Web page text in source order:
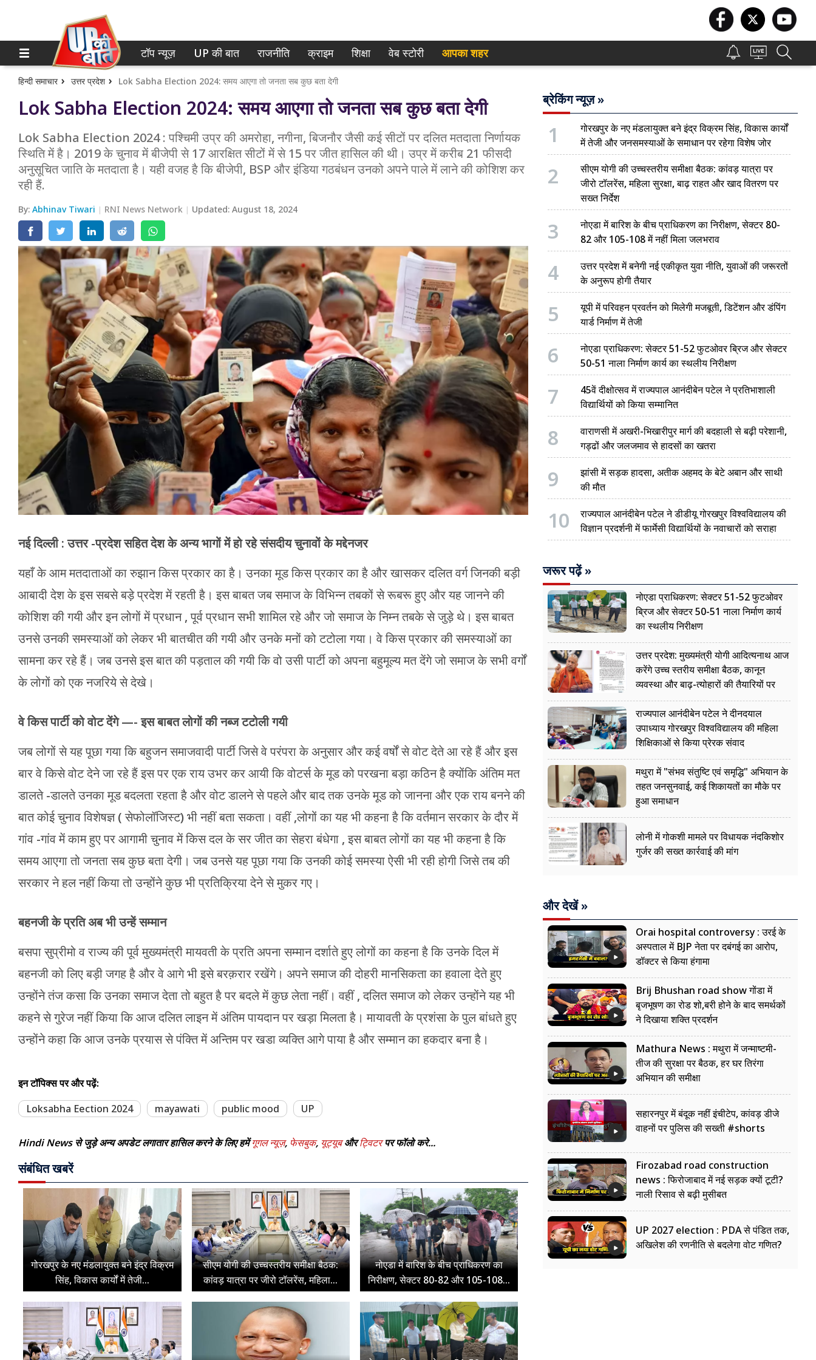
होम
टॉप न्यूज़
UP की बात
राजनीति
क्राइम
शिक्षा
वेब स्टोरी
टॉप न्यूज़ UP की बात राजनीति क्राइम शिक्षा वेब स्टोरी आपका शहर
हिन्दी समाचार उत्तर प्रदेश Lok Sabha Election 2024: समय आएगा तो जनता सब कुछ बता देगी
Lok Sabha Election 2024: समय आएगा तो जनता सब कुछ बता देगी
Lok Sabha Election 2024 : पश्चिमी उप्र की अमरोहा, नगीना, बिजनौर जैसी कई सीटों पर दलित मतदाता निर्णायक
स्थिति में है। 2019 के चुनाव में बीजेपी से 17 आरक्षित सीटों में से 15 पर जीत हासिल की थी। उप्र में करीब 21 फीसदी
अनुसूचित जाति के मतदाता है। यही वजह है कि बीजेपी, BSP और इंडिया गठबंधन उनको अपने पाले में लाने की कोशिश कर
रही हैं.
By:Abhinav Tiwari RNI News Network Updated:August 18, 2024
नई दिल्ली : उत्तर -प्रदेश सहित देश के अन्य भागों में हो रहे संसदीय चुनावों के मद्देनजर
यहाँ के आम मतदाताओं का रुझान किस प्रकार का है। उनका मूड किस प्रकार का है और खासकर दलित वर्ग जिनकी बड़ी
आबादी देश के इस सबसे बड़े प्रदेश में रहती है। इस बाबत जब समाज के विभिन्न तबकों से रूबरू हुए और यह जानने की
कोशिश की गयी और इन लोगों में प्रधान , पूर्व प्रधान सभी शामिल रहे और जो समाज के निम्न तबके से जुड़े थे। इस बाबत
उनसे उनकी समस्याओं को लेकर भी बातचीत की गयी और उनके मनों को टटोला गया। वे किस प्रकार की समस्याओं का
सामना कर रहे हैं। जब उनसे इस बात की पड़ताल की गयी कि वो उसी पार्टी को अपना बहुमूल्य मत देंगे जो समाज के सभी वर्गों
के लोगों को एक नजरिये से देखे।
वे किस पार्टी को वोट देंगे —- इस बाबत लोगों की नब्ज टटोली गयी
जब लोगों से यह पूछा गया कि बहुजन समाजवादी पार्टी जिसे वे परंपरा के अनुसार और कई वर्षों से वोट देते आ रहे हैं और इस
बार वे किसे वोट देने जा रहे हैं इस पर एक राय उभर कर आयी कि वोटर्स के मूड को परखना बड़ा कठिन है क्योंकि अंतिम मत
डालते -डालते उनका मूड बदलता रहता है और वोट डालने से पहले और बाद तक उनके मूड को जानना और एक राय बनने की
बात कोई चुनाव विशेषज्ञ ( सेफोलॉजिस्ट) भी नहीं बता सकता। वहीं ,लोगों का यह भी कहना है कि वर्तमान सरकार के दौर में
गांव -गांव में काम हुए पर आगामी चुनाव में किस दल के सर जीत का सेहरा बंधेगा , इस बाबत लोगों का यह भी कहना है कि
समय आएगा तो जनता सब कुछ बता देगी। जब उनसे यह पूछा गया कि उनकी कोई समस्या ऐसी भी रही होगी जिसे तब की
सरकार ने हल नहीं किया तो उन्होंने कुछ भी प्रतिक्रिया देने से मुकर गए।
बहनजी के प्रति अब भी उन्हें सम्मान
बसपा सुप्रीमो व राज्य की पूर्व मुख्यमंत्री मायवती के प्रति अपना सम्मान दर्शाते हुए लोगों का कहना है कि उनके दिल में
बहनजी को लिए बड़ी जगह है और वे आगे भी इसे बरक़रार रखेंगे। अपने समाज की दोहरी मानसिकता का हवाला देते हुए
उन्होंने तंज कसा कि उनका समाज देता तो बहुत है पर बदले में कुछ लेता नहीं। वहीं , दलित समाज को लेकर उन्होंने यह भी
कहने से गुरेज नहीं किया कि आज दलित लाइन में अंतिम पायदान पर खड़ा मिलता है। मायावती के प्रशंसा के पुल बांधते हुए
उन्होंने कहा कि आज उनके प्रयास से पंक्ति में अन्तिम पर खडा व्यक्ति आगे पाया है और सम्मान का हकदार बना है।
इन टॉपिक्स पर और पढ़ें:
Loksabha Eection 2024
mayawati public mood UP
Hindi News से जुड़े अन्य अपडेट लगातार हासिल करने के लिए हमेंगूगल न्यूज़, फेसबुक, यूट्यूबऔरट्विटरपर फॉलो करे...
संबंधित खबरें
गोरखपुर के नए मंडलायुक्त बने इंद्र विक्रम
सिंह, विकास कार्यों में तेजी...
सीएम योगी की उच्चस्तरीय समीक्षा बैठक:
कांवड़ यात्रा पर जीरो टॉलरेंस, महिला...
नोएडा में बारिश के बीच प्राधिकरण का
निरीक्षण, सेक्टर 80-82 और 105-108...
ब्रेकिंग न्यूज़ »
1
गोरखपुर के नए मंडलायुक्त बने इंद्र विक्रम सिंह, विकास कार्यों
में तेजी और जनसमस्याओं के समाधान पर रहेगा विशेष जोर
2
सीएम योगी की उच्चस्तरीय समीक्षा बैठक: कांवड़ यात्रा पर
जीरो टॉलरेंस, महिला सुरक्षा, बाढ़ राहत और खाद वितरण पर
सख्त निर्देश
3
नोएडा में बारिश के बीच प्राधिकरण का निरीक्षण, सेक्टर 80-
82 और 105-108 में नहीं मिला जलभराव
4
उत्तर प्रदेश में बनेगी नई एकीकृत युवा नीति, युवाओं की जरूरतों
के अनुरूप होगी तैयार
5
यूपी में परिवहन प्रवर्तन को मिलेगी मजबूती, डिटेंशन और डंपिंग
यार्ड निर्माण में तेजी
6
नोएडा प्राधिकरण: सेक्टर 51-52 फुटओवर ब्रिज और सेक्टर
50-51 नाला निर्माण कार्य का स्थलीय निरीक्षण
7
45वें दीक्षोत्सव में राज्यपाल आनंदीबेन पटेल ने प्रतिभाशाली
विद्यार्थियों को किया सम्मानित
8
वाराणसी में अखरी-भिखारीपुर मार्ग की बदहाली से बढ़ी परेशानी,
गड्ढों और जलजमाव से हादसों का खतरा
9
झांसी में सड़क हादसा, अतीक अहमद के बेटे अबान और साथी
की मौत
10
राज्यपाल आनंदीबेन पटेल ने डीडीयू गोरखपुर विश्वविद्यालय की
विज्ञान प्रदर्शनी में फार्मेसी विद्यार्थियों के नवाचारों को सराहा
जरूर पढ़ें »
नोएडा प्राधिकरण: सेक्टर 51-52 फुटओवर
ब्रिज और सेक्टर 50-51 नाला निर्माण कार्य
का स्थलीय निरीक्षण
उत्तर प्रदेश: मुख्यमंत्री योगी आदित्यनाथ आज
करेंगे उच्च स्तरीय समीक्षा बैठक, कानून
व्यवस्था और बाढ़-त्योहारों की तैयारियों पर
नजर
राज्यपाल आनंदीबेन पटेल ने दीनदयाल
उपाध्याय गोरखपुर विश्वविद्यालय की महिला
शिक्षिकाओं से किया प्रेरक संवाद
मथुरा में "संभव संतुष्टि एवं समृद्धि" अभियान के
तहत जनसुनवाई, कई शिकायतों का मौके पर
हुआ समाधान
लोनी में गोकशी मामले पर विधायक नंदकिशोर
गुर्जर की सख्त कार्रवाई की मांग
और देखें »
Orai hospital controversy : उरई के
अस्पताल में BJP नेता पर दबंगई का आरोप,
डॉक्टर से किया हंगामा
Brij Bhushan road show गोंडा में
बृजभूषण का रोड शो,बरी होने के बाद समर्थकों
ने दिखाया शक्ति प्रदर्शन
Mathura News : मथुरा में जन्माष्टमी-
तीज की सुरक्षा पर बैठक, हर घर तिरंगा
अभियान की समीक्षा
सहारनपुर में बंदूक नहीं इंचीटेप, कांवड़ डीजे
वाहनों पर पुलिस की सख्ती #shorts
Firozabad road construction
news : फिरोजाबाद में नई सड़क क्यों टूटी?
नाली रिसाव से बढ़ी मुसीबत
UP 2027 election : PDA से पंडित तक,
अखिलेश की रणनीति से बदलेगा वोट गणित?
नोएडा
गाजियाबाद
लखनऊ
कानपुर
वाराणसी
आगरा
अयोध्या
अलीगढ़
प्रयागराज
रामपुर